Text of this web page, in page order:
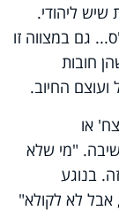
ליהודי.
גם במצווה זו
חובות
ועוצם החיוב.
או
"מי שלא
בנוגע
אבל לא לקולא"